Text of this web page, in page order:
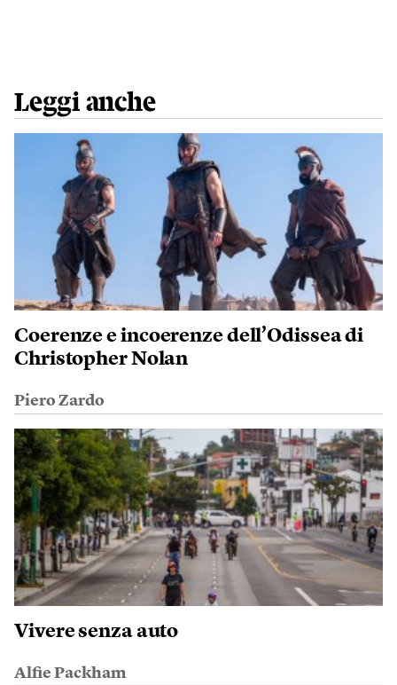
Leggi anche
Coerenze e incoerenze dell’Odissea di
Christopher Nolan
Piero Zardo
Vivere senza auto
Alfie Packham